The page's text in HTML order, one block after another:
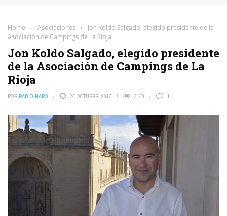
Home › Asociaciones ›
Jon Koldo Salgado, elegido presidente de la
Asociación de Campings de La Rioja
Jon Koldo Salgado, elegido presidente
de la Asociación de Campings de La
Rioja
POR RADIO HARO 24 OCTUBRE, 2017 3140 1